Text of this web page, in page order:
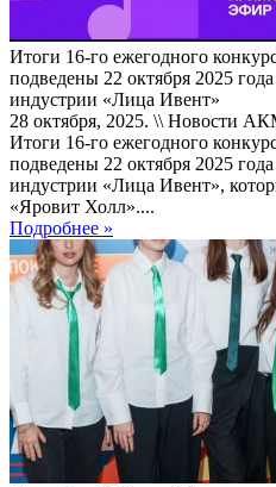
Итоги 16-го ежегодного
подведены 22 октября 2025
индустрии «Лица Ивент»
28 октября, 2025. \\ Новости
Итоги 16-го ежегодного
подведены 22 октября 2025
индустрии «Лица Ивент»,
«Яровит Холл»....
Подробнее »